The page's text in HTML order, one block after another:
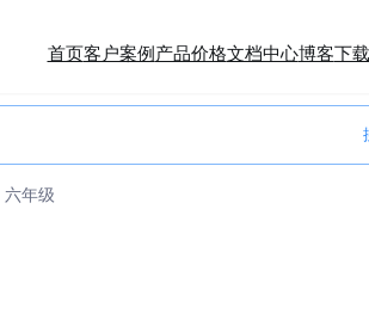
首页客户案例产品价格文档中心博客下载
六年级